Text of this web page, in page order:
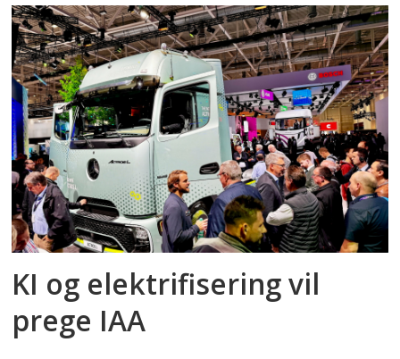
KI og elektrifisering vil
prege IAA